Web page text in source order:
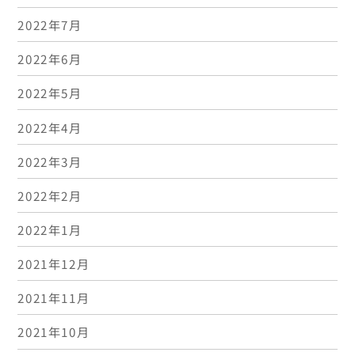
2022年7月
2022年6月
2022年5月
2022年4月
2022年3月
2022年2月
2022年1月
2021年12月
2021年11月
2021年10月